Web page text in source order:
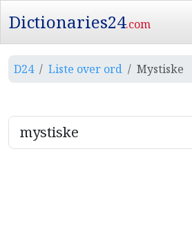
Dictionaries24.com
D24 Liste over ord Mystiske